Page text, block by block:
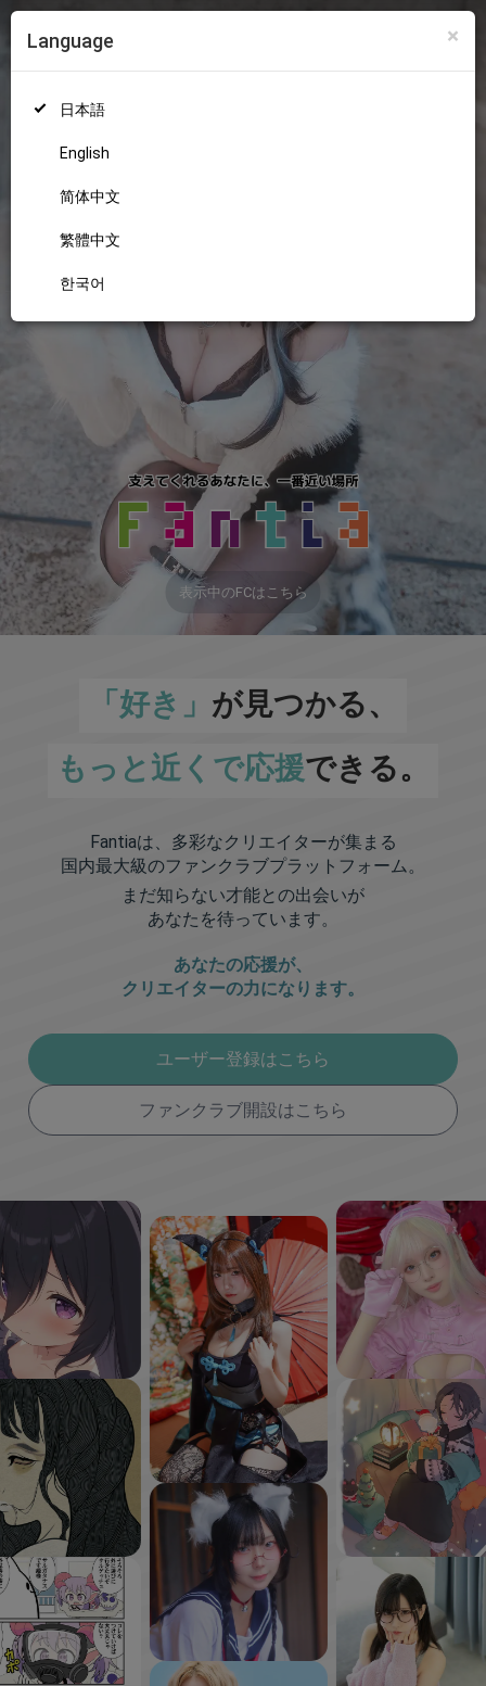
×
Language
日本語
English
简体中文
繁體中文
한국어
18+
表示中のFCはこちら
「好き」 が見つかる、
もっと近くで応援できる。
Fantiaは、多彩なクリエイターが集まる
国内最大級のファンクラブプラットフォーム。
まだ知らない才能との出会いが
あなたを待っています。
あなたの応援が、
クリエイターの力になります。
ユーザー登録はこちら
ファンクラブ開設はこちら